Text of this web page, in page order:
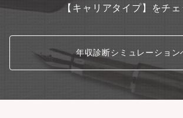
【キャリアタイプ】をチェ
年収診断シミュレーション